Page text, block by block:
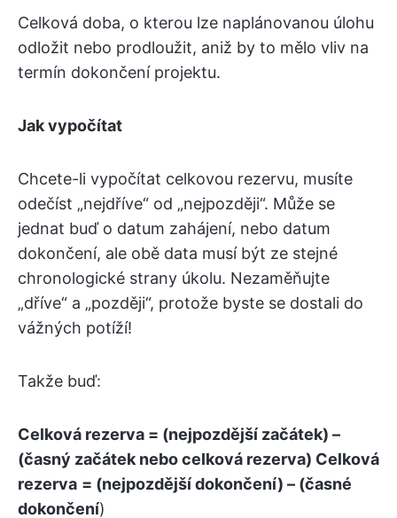
Celková doba, o kterou lze naplánovanou úlohu
odložit nebo prodloužit, aniž by to mělo vliv na
termín dokončení projektu.
Jak vypočítat
Chcete-li vypočítat celkovou rezervu, musíte
odečíst „nejdříve“ od „nejpozději“. Může se
jednat buď o datum zahájení, nebo datum
dokončení, ale obě data musí být ze stejné
chronologické strany úkolu. Nezaměňujte
„dříve“ a „později“, protože byste se dostali do
vážných potíží!
Takže buď:
Celková rezerva = (nejpozdější začátek) –
(časný začátek nebo celková rezerva) Celková
rezerva = (nejpozdější dokončení) – (časné
dokončení)